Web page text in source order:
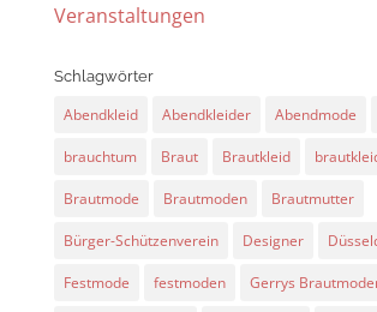
Veranstaltungen
Schlagwörter
Abendkleid Abendkleider Abendmode
brauchtum Braut Brautkleid
Brautmode Brautmoden Brautmutter
Bürger-Schützenverein Designer
Festmode festmoden Gerrys